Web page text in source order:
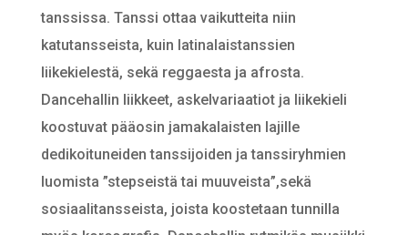
tanssissa. Tanssi ottaa vaikutteita niin
katutansseista, kuin latinalaistanssien
liikekielestä, sekä reggaesta ja afrosta.
Dancehallin liikkeet, askelvariaatiot ja liikekieli
koostuvat pääosin jamakalaisten lajille
dedikoituneiden tanssijoiden ja tanssiryhmien
luomista ”stepseistä tai muuveista”,sekä
sosiaalitansseista, joista koostetaan tunnilla